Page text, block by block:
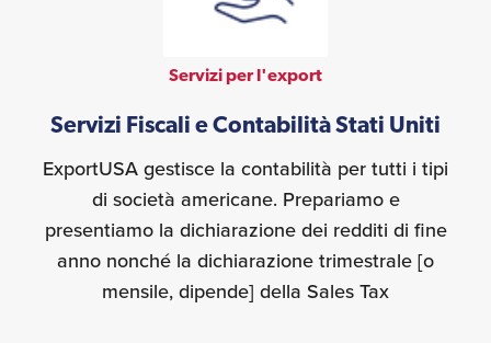
Servizi per l'export
Servizi Fiscali e Contabilità Stati Uniti
ExportUSA gestisce la contabilità per tutti i tipi
di società americane. Prepariamo e
presentiamo la dichiarazione dei redditi di fine
anno nonché la dichiarazione trimestrale [o
mensile, dipende] della Sales Tax